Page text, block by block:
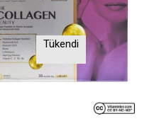
Tükendi